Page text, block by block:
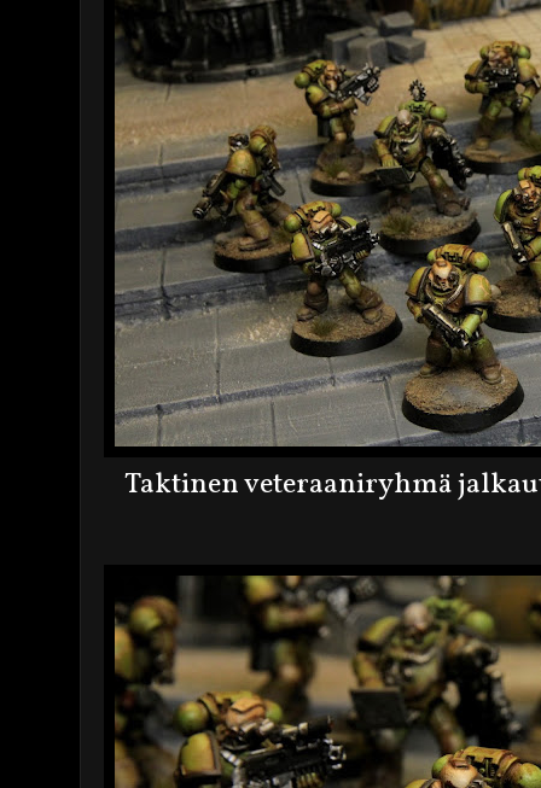
Taktinen veteraaniryhmä